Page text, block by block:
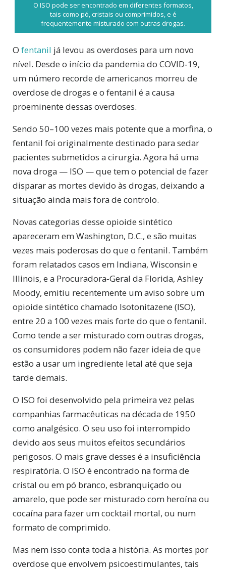
O ISO pode ser encontrado em diferentes formatos,
tais como pó, cristais ou comprimidos, e é
frequentemente misturado com outras drogas.
O fentanil já levou as overdoses para um novo
nível. Desde o início da pandemia do COVID‑19,
um número recorde de americanos morreu de
overdose de drogas e o fentanil é a causa
proeminente dessas overdoses.
Sendo 50–100 vezes mais potente que a morfina, o
fentanil foi originalmente destinado para sedar
pacientes submetidos a cirurgia. Agora há uma
nova droga — ISO — que tem o potencial de fazer
disparar as mortes devido às drogas, deixando a
situação ainda mais fora de controlo.
Novas categorias desse opioide sintético
apareceram em Washington, D.C., e são muitas
vezes mais poderosas do que o fentanil. Também
foram relatados casos em Indiana, Wisconsin e
Illinois, e a Procuradora‑Geral da Florida, Ashley
Moody, emitiu recentemente um aviso sobre um
opioide sintético chamado Isotonitazene (ISO),
entre 20 a 100 vezes mais forte do que o fentanil.
Como tende a ser misturado com outras drogas,
os consumidores podem não fazer ideia de que
estão a usar um ingrediente letal até que seja
tarde demais.
O ISO foi desenvolvido pela primeira vez pelas
companhias farmacêuticas na década de 1950
como analgésico. O seu uso foi interrompido
devido aos seus muitos efeitos secundários
perigosos. O mais grave desses é a insuficiência
respiratória. O ISO é encontrado na forma de
cristal ou em pó branco, esbranquiçado ou
amarelo, que pode ser misturado com heroína ou
cocaína para fazer um cocktail mortal, ou num
formato de comprimido.
Mas nem isso conta toda a história. As mortes por
overdose que envolvem psicoestimulantes, tais